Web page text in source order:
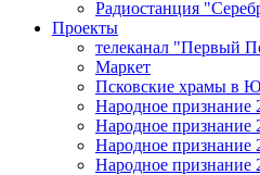
Радиостанция
Проекты
телеканал "Первый
Маркет
Псковские храмы в
Народное признание
Народное признание
Народное признание
Народное признание